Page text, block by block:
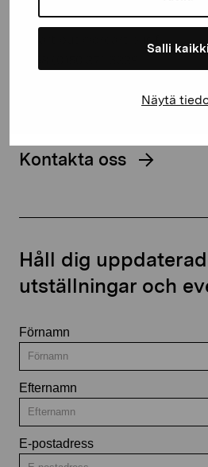
Salli kaikki
Näytä
10600 Ekenäs
Kontakta oss
Håll dig
utställningar och
Förnamn
Efternamn
E-postadress